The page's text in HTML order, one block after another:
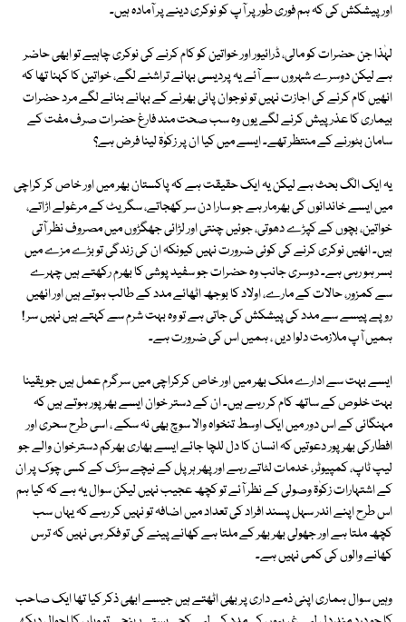
اور پیشکش کی کہ ہم فوری طور پر آپ کو نوکری دینے پر آمادہ ہیں۔
لہٰذا جن حضرات کو مالی، ڈرائیور اور خواتین کو کام کرنے کی نوکری چاہیے تو ابھی حاضر
ہے لیکن دوسرے شہروں سے آئے یہ پردیسی بہانے تراشنے لگے، خواتین کا کہنا تھا کہ
انھیں کام کرنے کی اجازت نہیں تو نوجوان پانی بھرنے کے بہانے بنانے لگے مرد حضرات
بیماری کا عذر پیش کرنے لگے یوں وہ سب صحت مند فارغ حضرات صرف مفت کے
سامان بٹورنے کے منتظر تھے۔ ایسے میں کیا ان پر زکوٰۃ لینا فرض ہے؟
یہ ایک الگ بحث ہے لیکن یہ ایک حقیقت ہے کہ پاکستان بھر میں اور خاص کر کراچی
میں ایسے خاندانوں کی بھرمار ہے جو سارا دن سر کھجاتے، سگریٹ کے مرغولے اڑاتے،
خواتین، بچوں کے کپڑے دھوتی، جوئیں چنتی اور لڑائی جھگڑوں میں مصروف نظر آتی
ہیں۔ انھیں نوکری کرنے کی کوئی ضرورت نہیں کیونکہ ان کی زندگی تو بڑے مزے میں
بسر ہو رہی ہے۔ دوسری جانب وہ حضرات جو سفید پوشی کا بھرم رکھتے ہیں چہرے
سے کمزور، حالات کے مارے، اولاد کا بوجھ اٹھائے مدد کے طالب ہوتے ہیں اور انھیں
روپے پیسے سے مدد کی پیشکش کی جاتی ہے تو وہ بہت شرم سے کہتے ہیں نہیں سر !
ہمیں آپ ملازمت دلوا دیں ، ہمیں اس کی ضرورت ہے۔
ایسے بہت سے ادارے ملک بھر میں اور خاص کرکراچی میں سرگرم عمل ہیں جو یقینا
بہت خلوص کے ساتھ کام کر رہے ہیں۔ ان کے دستر خوان ایسے بھرپور ہوتے ہیں کہ
مہنگائی کے اس دور میں ایک اوسط تنخواہ والا سوچ بھی نہ سکے ، اسی طرح سحری اور
افطارکی بھرپور دعوتیں کہ انسان کا دل للچا جائے ایسے بھاری بھرکم دسترخوان والے جو
لیپ ٹاپ، کمپیوٹر، خدمات لٹاتے رہے اور پھر ہر پل کے نیچے سڑک کے کسی چوک پر ان
کے اشتہارات زکوٰۃ وصولی کے نظر آئے تو کچھ عجیب نہیں لیکن سوال یہ ہے کہ کیا ہم
اس طرح اپنے اندر سہل پسند افراد کی تعداد میں اضافہ تو نہیں کر رہے کہ یہاں سب
کچھ ملتا ہے اور جھولی بھر بھر کے ملتا ہے کھانے پینے کی تو فکر ہی نہیں کہ ترس
کھانے والوں کی کمی نہیں ہے۔
وہیں سوال ہماری اپنی ذمے داری پر بھی اٹھتے ہیں جیسے ابھی ذکر کیا تھا ایک صاحب